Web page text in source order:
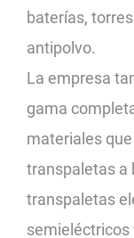
baterías,
antipolvo.
La empresa
gama
materiales
transpaletas a
transpaletas
semieléctricos